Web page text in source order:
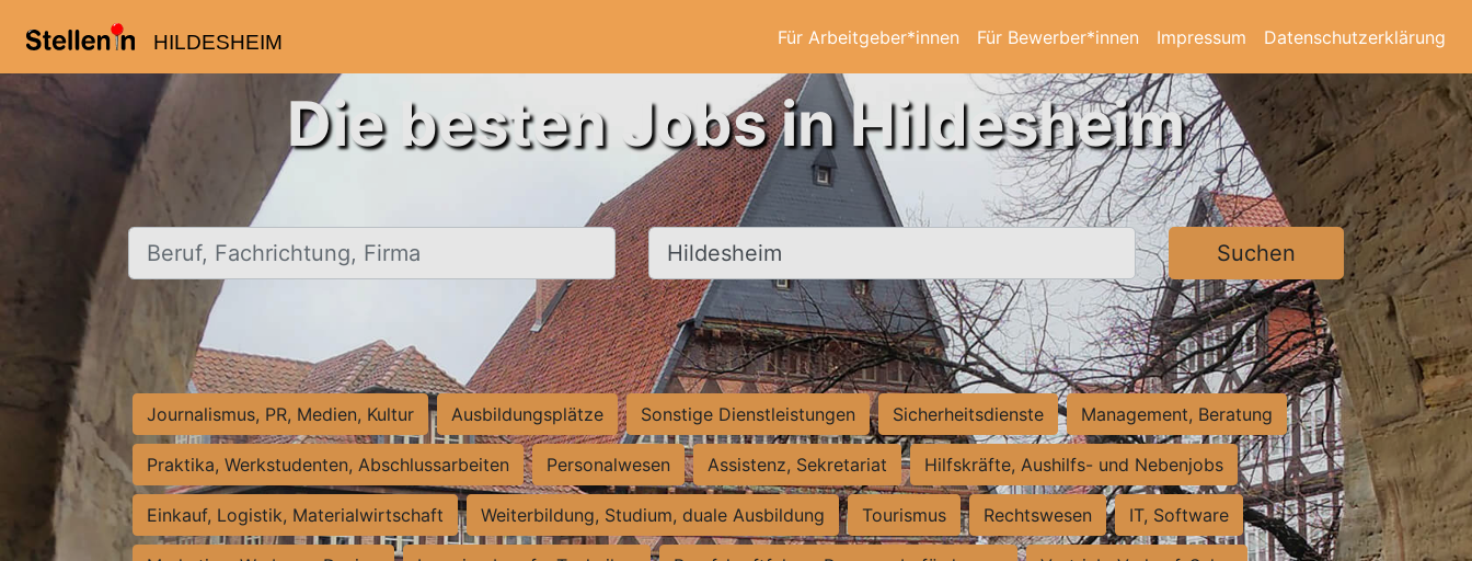
HILDESHEIM Für Arbeitgeber*innen Für Bewerber*innen Impressum Datenschutzerklärung
Die besten Jobs in Hildesheim
Beruf, Fachrichtung, Firma Ort, Stadt Suchen
Journalismus, PR, Medien, Kultur Ausbildungsplätze Sonstige Dienstleistungen Sicherheitsdienste Management, Beratung
Praktika, Werkstudenten, Abschlussarbeiten Personalwesen Assistenz, Sekretariat Hilfskräfte, Aushilfs- und Nebenjobs
Einkauf, Logistik, Materialwirtschaft Weiterbildung, Studium, duale Ausbildung Tourismus Rechtswesen IT, Software